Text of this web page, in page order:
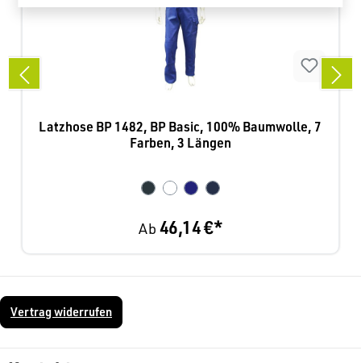
Latzhose BP 1482, BP Basic, 100% Baumwolle, 7
Farben, 3 Längen
Ab 46,14 €*
Vertrag widerrufen